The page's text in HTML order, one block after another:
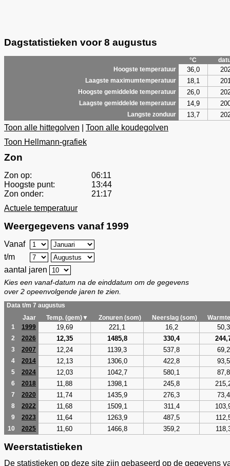
Dagstatistieken voor 8 augustus
°C
Hoogste temperatuur
36,0
Laagste maximumtemperatuur 18,1
Hoogste gemiddelde temperatuur 26,0
Laagste gemiddelde temperatuur 14,9
Langste zonduur 13,7
Toon alle hittegolven
Toon alle koudegolven
Toon Hellmann-grafiek
Zon
Zon op:
06:11
Hoogste punt:
13:44
Zon onder:
21:17
Actuele temperatuur
Weergegevens vanaf 1999
Vanaf
t/m
aantal jaren
Kies een vanaf-datum na de einddatum om de gegevens
over 2 opeenvolgende jaren te zien.
Data t/m 7 augustus
Jaar
Temp. (gem)▼ Zonuren (som) Neerslag (som)
1
1999 19,69 221,1 16,2 50,3
2 2026 12,35 1485,8 330,4
3 2007 12,24 1139,3 537,8 69,2
4 2014 12,13 1306,0 422,8 93,5
5 2024 12,03 1042,7 580,1 87,8
6 2018 11,88 1398,1 245,8
7 2020 11,74 1435,9 276,3 73,4
8 2022 11,68 1509,1 311,4
9 2023 11,64 1263,9 487,5
10 2025 11,60 1466,8 359,2
Weerstatistieken
De statistieken op deze site zijn gebaseerd op de gegevens